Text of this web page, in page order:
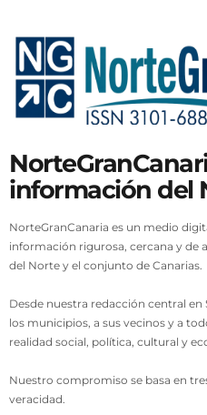
información del
NorteGranCanaria es un medio
información rigurosa, cercana y de
del Norte y el conjunto de Canarias.
Desde nuestra redacción central en
los municipios, a sus vecinos y a
realidad social, política, cultural y
Nuestro compromiso se basa en
veracidad.